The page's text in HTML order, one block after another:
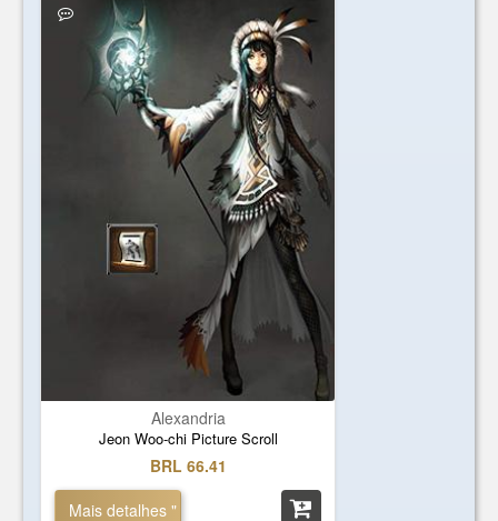
Alexandria
Jeon Woo-chi Picture Scroll
BRL 66.41
Mais detalhes "